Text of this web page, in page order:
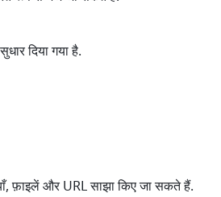
दिया गया है.
फ़ाइलें और URL साझा किए जा सकते हैं.